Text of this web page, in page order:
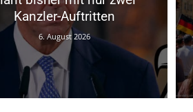
Kanzler-Auftritten
6. August 2026